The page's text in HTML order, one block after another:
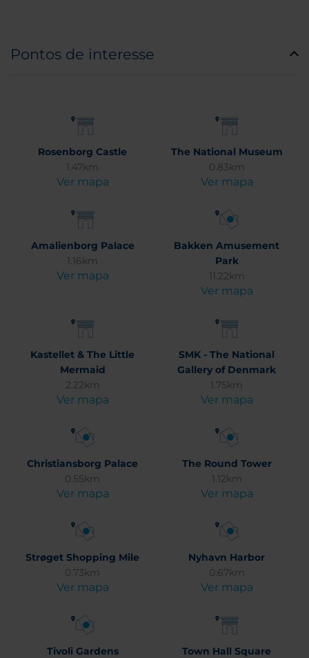
Pontos de interesse
Rosenborg Castle
1.47km
Ver mapa
The National Museum
0.83km
Ver mapa
Amalienborg Palace
1.16km
Ver mapa
Bakken Amusement
Park
11.22km
Ver mapa
Kastellet & The Little
Mermaid
2.22km
Ver mapa
SMK - The National
Gallery of Denmark
1.75km
Ver mapa
Christiansborg Palace
0.55km
Ver mapa
The Round Tower
1.12km
Ver mapa
Strøget Shopping Mile
0.73km
Ver mapa
Nyhavn Harbor
0.67km
Ver mapa
Tivoli Gardens
Town Hall Square